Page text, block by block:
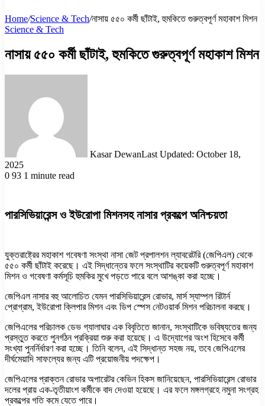
Home/Science & Tech/নাসায় ৫৫০ কর্মী ছাঁটাই, হুমকিতে গুরুত্বপূর্ণ মহাকাশ মিশন
Science & Tech
নাসায় ৫৫০ কর্মী ছাঁটাই, হুমকিতে গুরুত্বপূর্ণ মহাকাশ মিশন
Kasar DewanLast Updated: October 18,
2025
0 93 1 minute read
পারসিভিয়ারেন্স ও ইউরোপা মিশনসহ নাসার প্রকল্পে অনিশ্চয়তা
যুক্তরাষ্ট্রের মহাকাশ গবেষণা সংস্থা নাসা জেট প্রপালশন ল্যাবরেটরি (জেপিএল) থেকে
৫৫০ কর্মী ছাঁটাই করেছে। এই সিদ্ধান্তের ফলে সংস্থাটির কয়েকটি গুরুত্বপূর্ণ মহাকাশ
মিশন ও গবেষণা কর্মসূচি হুমকির মুখে পড়তে পারে বলে আশঙ্কা করা হচ্ছে।
জেপিএল নাসার বহু আলোচিত যেমন পারসিভিয়ারেন্স রোভার, মার্স স্যাম্পল রিটার্ন
প্রোগ্রাম, ইউরোপা ক্লিপার মিশন এবং ডিপ স্পেস নেটওয়ার্ক মিশন পরিচালনা করছে।
জেপিএলের পরিচালক ডেভ গ্যালাঘার এক বিবৃতিতে জানান, সংস্থাটিকে ভবিষ্যতের জন্য
প্রস্তুত করতে পুনর্গঠন প্রক্রিয়া শুরু করা হয়েছে। এ উদ্যোগের অংশ হিসেবে কর্মী
সংখ্যা পুনর্নির্ধারণ করা হচ্ছে। তিনি বলেন, এই সিদ্ধান্ত সহজ নয়, তবে জেপিএলের
দীর্ঘমেয়াদি সাফল্যের জন্য এটি প্রয়োজনীয় পদক্ষেপ।
জেপিএলের প্রাক্তন রোভার অপারেটর কেভিন হিকস জানিয়েছেন, পারসিভিয়ারেন্স রোভার
দলের প্রায় এক-তৃতীয়াংশ কর্মীকে বাদ দেওয়া হয়েছে। এর ফলে মঙ্গলগ্রহে নমুনা সংগ্রহ
প্রকল্পের গতি কমে যেতে পারে।